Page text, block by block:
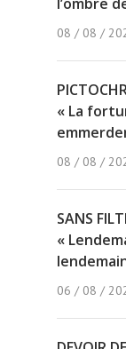
l’ombre
08 / 08 /
« La
08 / 08 /
SANS
«
06 / 08 /